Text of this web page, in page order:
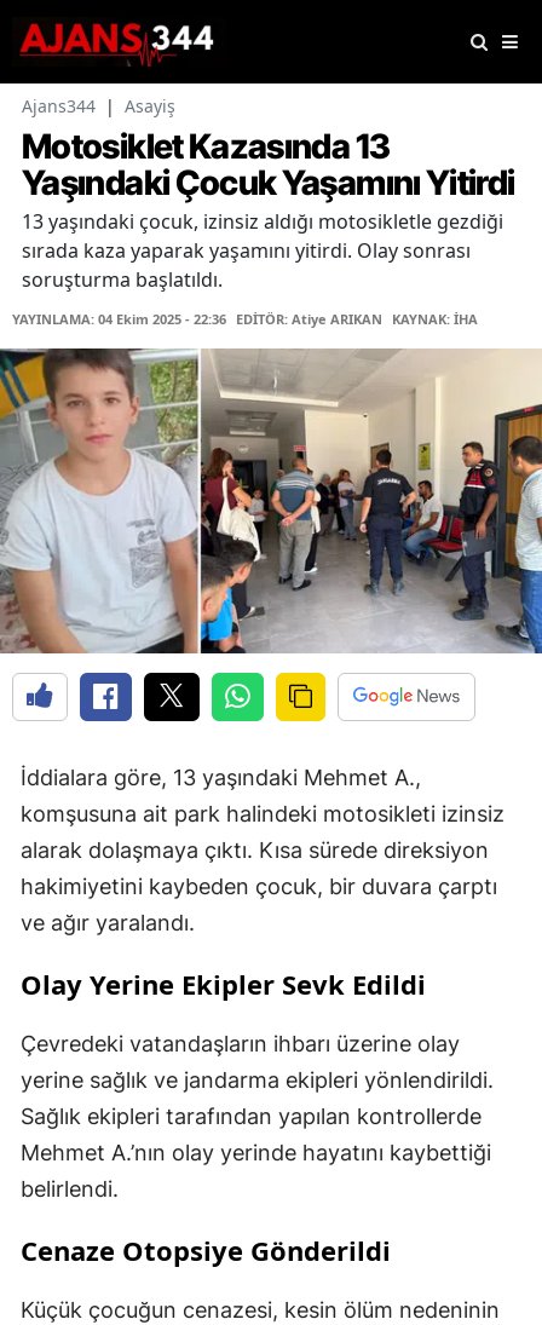
Ajans344 | Asayiş
Motosiklet Kazasında 13
Yaşındaki Çocuk Yaşamını Yitirdi
13 yaşındaki çocuk, izinsiz aldığı motosikletle gezdiği
sırada kaza yaparak yaşamını yitirdi. Olay sonrası
soruşturma başlatıldı.
YAYINLAMA: 04 Ekim 2025 - 22:36 EDİTÖR: Atiye ARIKAN KAYNAK: İHA
İddialara göre, 13 yaşındaki Mehmet A.,
komşusuna ait park halindeki motosikleti izinsiz
alarak dolaşmaya çıktı. Kısa sürede direksiyon
hakimiyetini kaybeden çocuk, bir duvara çarptı
ve ağır yaralandı.
Olay Yerine Ekipler Sevk Edildi
Çevredeki vatandaşların ihbarı üzerine olay
yerine sağlık ve jandarma ekipleri yönlendirildi.
Sağlık ekipleri tarafından yapılan kontrollerde
Mehmet A.’nın olay yerinde hayatını kaybettiği
belirlendi.
Cenaze Otopsiye Gönderildi
Küçük çocuğun cenazesi, kesin ölüm nedeninin